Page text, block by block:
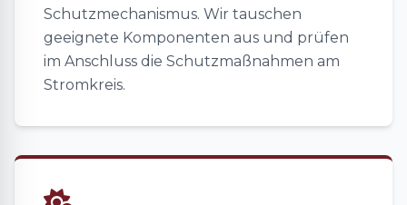
Schutzmechanismus. Wir tauschen
geeignete Komponenten aus und prüfen
im Anschluss die Schutzmaßnahmen am
Stromkreis.